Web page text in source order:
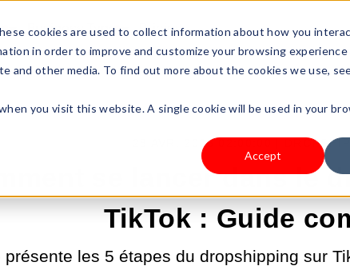
cookies are used to collect information about how you
in order to improve and customize your browsing
and other media. To find out more about the cookies we use,
you visit this website. A single cookie will be used in your
Accept
Business Type Pricing
28 AVR. 2025 02:00:00 |
se lancer dans le
TikTok : Guide
présente les 5 étapes du dropshipping sur